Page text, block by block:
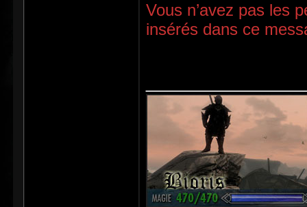
Vous n’avez pas les
insérés dans ce